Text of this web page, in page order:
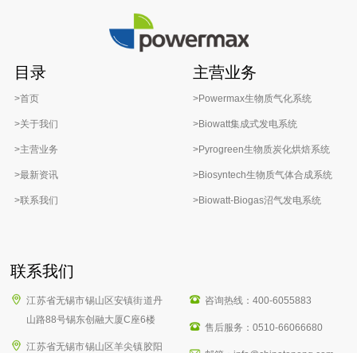
目录
>首页
>关于我们
>主营业务
>最新资讯
>联系我们
主营业务
>Powermax生物质气化系统
>Biowatt集成式发电系统
>Pyrogreen生物质炭化烘焙系统
>Biosyntech生物质气体合成系统
>Biowatt-Biogas沼气发电系统
联系我们
江苏省无锡市锡山区安镇街道丹
山路88号锡东创融大厦C座6楼
江苏省无锡市锡山区羊尖镇胶阳
咨询热线：400-6055883
售后服务：0510-66066680